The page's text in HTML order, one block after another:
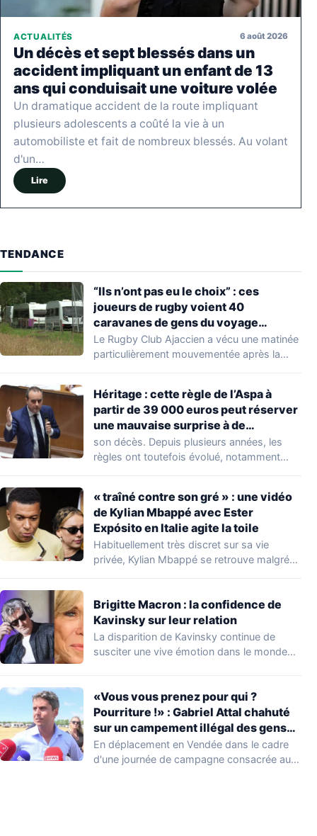
ACTUALITÉS 6 août 2026
Un décès et sept blessés dans un
accident impliquant un enfant de 13
ans qui conduisait une voiture volée
Un dramatique accident de la route impliquant
plusieurs adolescents a coûté la vie à un
automobiliste et fait de nombreux blessés. Au volant
d'un…
Lire
TENDANCE
“Ils n’ont pas eu le choix” : ces
joueurs de rugby voient 40
caravanes de gens du voyage
s’installer dans leur stade, ils les
délogent en moins d’1 heure
Le Rugby Club Ajaccien a vécu une matinée
particulièrement mouvementée après la
Héritage : cette règle de l’Aspa à
partir de 39 000 euros peut réserver
une mauvaise surprise à de
nombreuses familles
son décès. Depuis plusieurs années, les
règles ont toutefois évolué, notamment
« traîné contre son gré » : une vidéo
de Kylian Mbappé avec Ester
Expósito en Italie agite la toile
Habituellement très discret sur sa vie
privée, Kylian Mbappé se retrouve malgré
Brigitte Macron : la confidence de
Kavinsky sur leur relation
La disparition de Kavinsky continue de
susciter une vive émotion dans le monde
«Vous vous prenez pour qui ?
Pourriture !» : Gabriel Attal chahuté
sur un campement illégal des gens
du voyage
En déplacement en Vendée dans le cadre
d'une journée de campagne consacrée aux